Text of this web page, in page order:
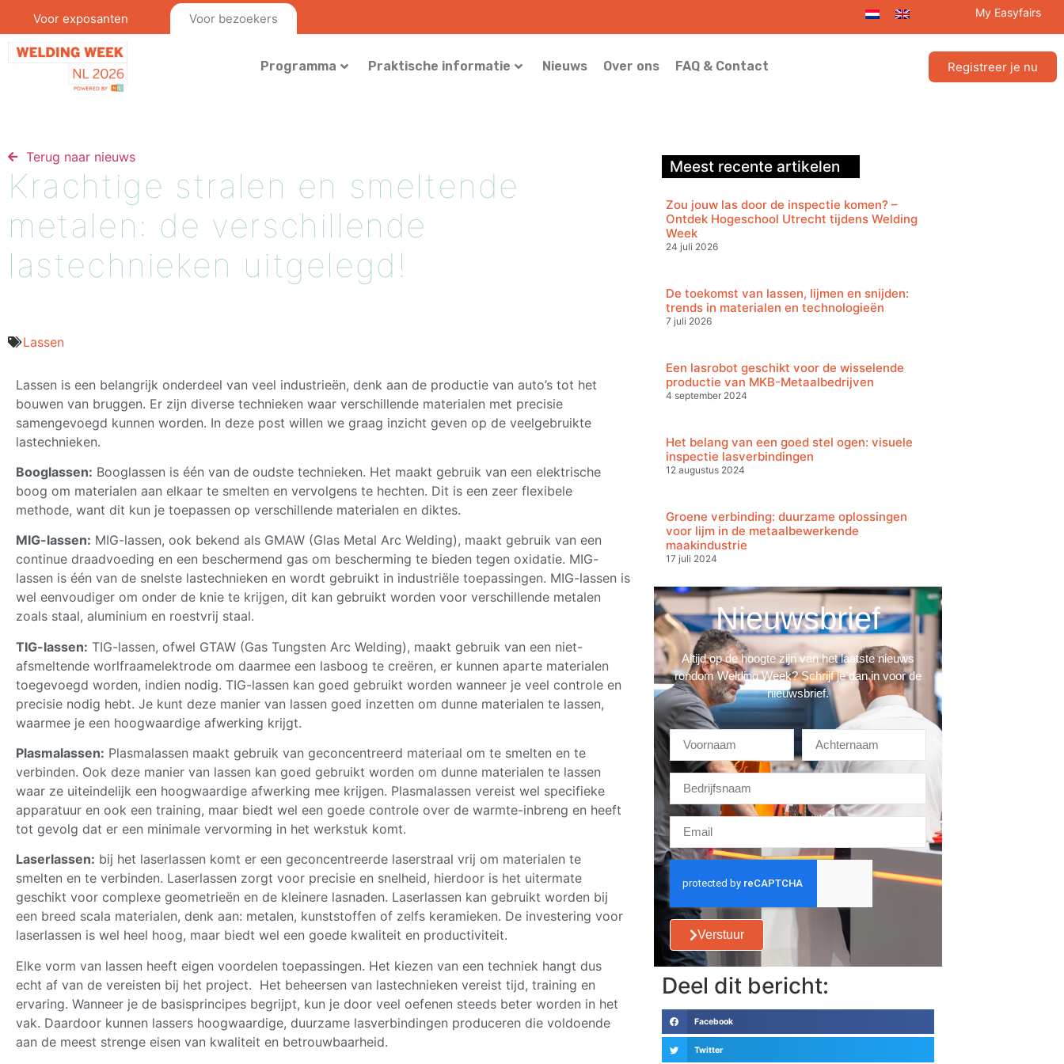
Voor exposanten Voor bezoekers My Easyfairs
Programma Praktische informatie Nieuws Over ons FAQ & Contact Registreer je nu
Terug naar nieuws​
Krachtige stralen en smeltende
metalen: de verschillende
lastechnieken uitgelegd!
Lassen
Lassen is een belangrijk onderdeel van veel industrieën, denk aan de productie van auto’s tot het
bouwen van bruggen. Er zijn diverse technieken waar verschillende materialen met precisie
samengevoegd kunnen worden. In deze post willen we graag inzicht geven op de veelgebruikte
lastechnieken.
Booglassen: Booglassen is één van de oudste technieken. Het maakt gebruik van een elektrische
boog om materialen aan elkaar te smelten en vervolgens te hechten. Dit is een zeer flexibele
methode, want dit kun je toepassen op verschillende materialen en diktes.
MIG-lassen: MIG-lassen, ook bekend als GMAW (Glas Metal Arc Welding), maakt gebruik van een
continue draadvoeding en een beschermend gas om bescherming te bieden tegen oxidatie. MIG-
lassen is één van de snelste lastechnieken en wordt gebruikt in industriële toepassingen. MIG-lassen is
wel eenvoudiger om onder de knie te krijgen, dit kan gebruikt worden voor verschillende metalen
zoals staal, aluminium en roestvrij staal.
TIG-lassen: TIG-lassen, ofwel GTAW (Gas Tungsten Arc Welding), maakt gebruik van een niet-
afsmeltende worlfraamelektrode om daarmee een lasboog te creëren, er kunnen aparte materialen
toegevoegd worden, indien nodig. TIG-lassen kan goed gebruikt worden wanneer je veel controle en
precisie nodig hebt. Je kunt deze manier van lassen goed inzetten om dunne materialen te lassen,
waarmee je een hoogwaardige afwerking krijgt.
Plasmalassen: Plasmalassen maakt gebruik van geconcentreerd materiaal om te smelten en te
verbinden. Ook deze manier van lassen kan goed gebruikt worden om dunne materialen te lassen
waar ze uiteindelijk een hoogwaardige afwerking mee krijgen. Plasmalassen vereist wel specifieke
apparatuur en ook een training, maar biedt wel een goede controle over de warmte-inbreng en heeft
tot gevolg dat er een minimale vervorming in het werkstuk komt.
Laserlassen: bij het laserlassen komt er een geconcentreerde laserstraal vrij om materialen te
smelten en te verbinden. Laserlassen zorgt voor precisie en snelheid, hierdoor is het uitermate
geschikt voor complexe geometrieën en de kleinere lasnaden. Laserlassen kan gebruikt worden bij
een breed scala materialen, denk aan: metalen, kunststoffen of zelfs keramieken. De investering voor
laserlassen is wel heel hoog, maar biedt wel een goede kwaliteit en productiviteit.
Elke vorm van lassen heeft eigen voordelen toepassingen. Het kiezen van een techniek hangt dus
echt af van de vereisten bij het project. Het beheersen van lastechnieken vereist tijd, training en
ervaring. Wanneer je de basisprincipes begrijpt, kun je door veel oefenen steeds beter worden in het
vak. Daardoor kunnen lassers hoogwaardige, duurzame lasverbindingen produceren die voldoende
aan de meest strenge eisen van kwaliteit en betrouwbaarheid.
Meest recente artikelen
Zou jouw las door de inspectie komen? –
Ontdek Hogeschool Utrecht tijdens Welding
Week
24 juli 2026
De toekomst van lassen, lijmen en snijden:
trends in materialen en technologieën
7 juli 2026
Een lasrobot geschikt voor de wisselende
productie van MKB-Metaalbedrijven
4 september 2024
Het belang van een goed stel ogen: visuele
inspectie lasverbindingen
12 augustus 2024
Groene verbinding: duurzame oplossingen
voor lijm in de metaalbewerkende
maakindustrie
17 juli 2024
Nieuwsbrief
Altijd op de hoogte zijn van het laatste nieuws
rondom Welding Week? Schrijf je dan in voor de
nieuwsbrief.
Verstuur
Deel dit bericht:
Facebook
Twitter